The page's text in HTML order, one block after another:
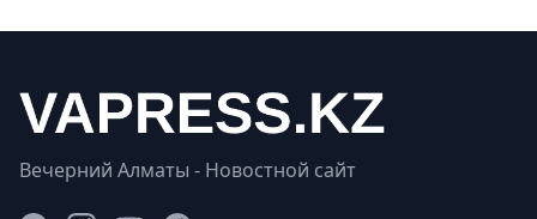
Вечерний Алматы - Новостной сайт